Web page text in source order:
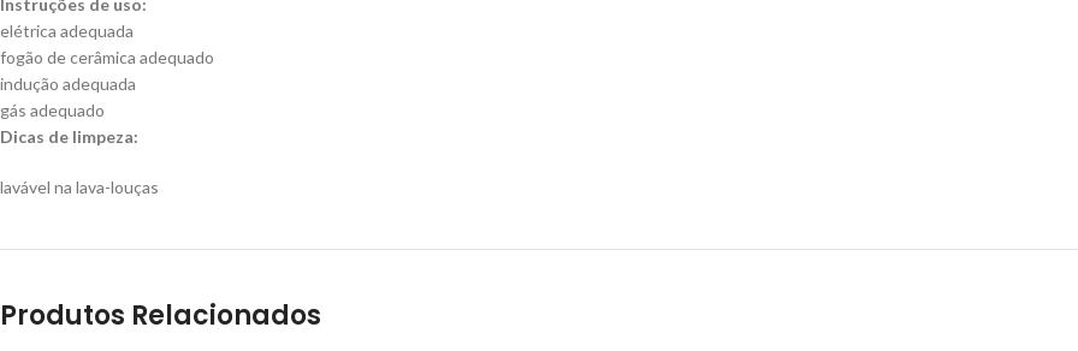
Instruções de uso:
elétrica adequada
fogão de cerâmica adequado
indução adequada
gás adequado
Dicas de limpeza:
lavável na lava-louças
Produtos Relacionados